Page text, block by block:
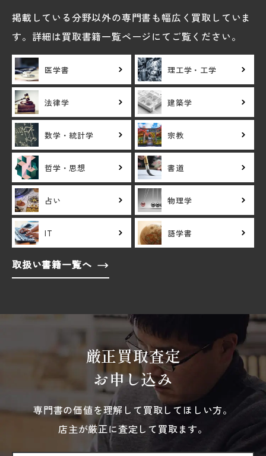
掲載している分野以外の専門書も幅広く買取していま
す。詳細は買取書籍一覧ページにてご覧ください。
医学書 理工学・工学
法律学 建築学
数学・統計学 宗教
哲学・思想 書道
占い 物理学
IT 語学書
取扱い書籍一覧へ
厳正買取査定
お申し込み
専門書の価値を理解して買取してほしい方。
店主が厳正に査定して買取ます。